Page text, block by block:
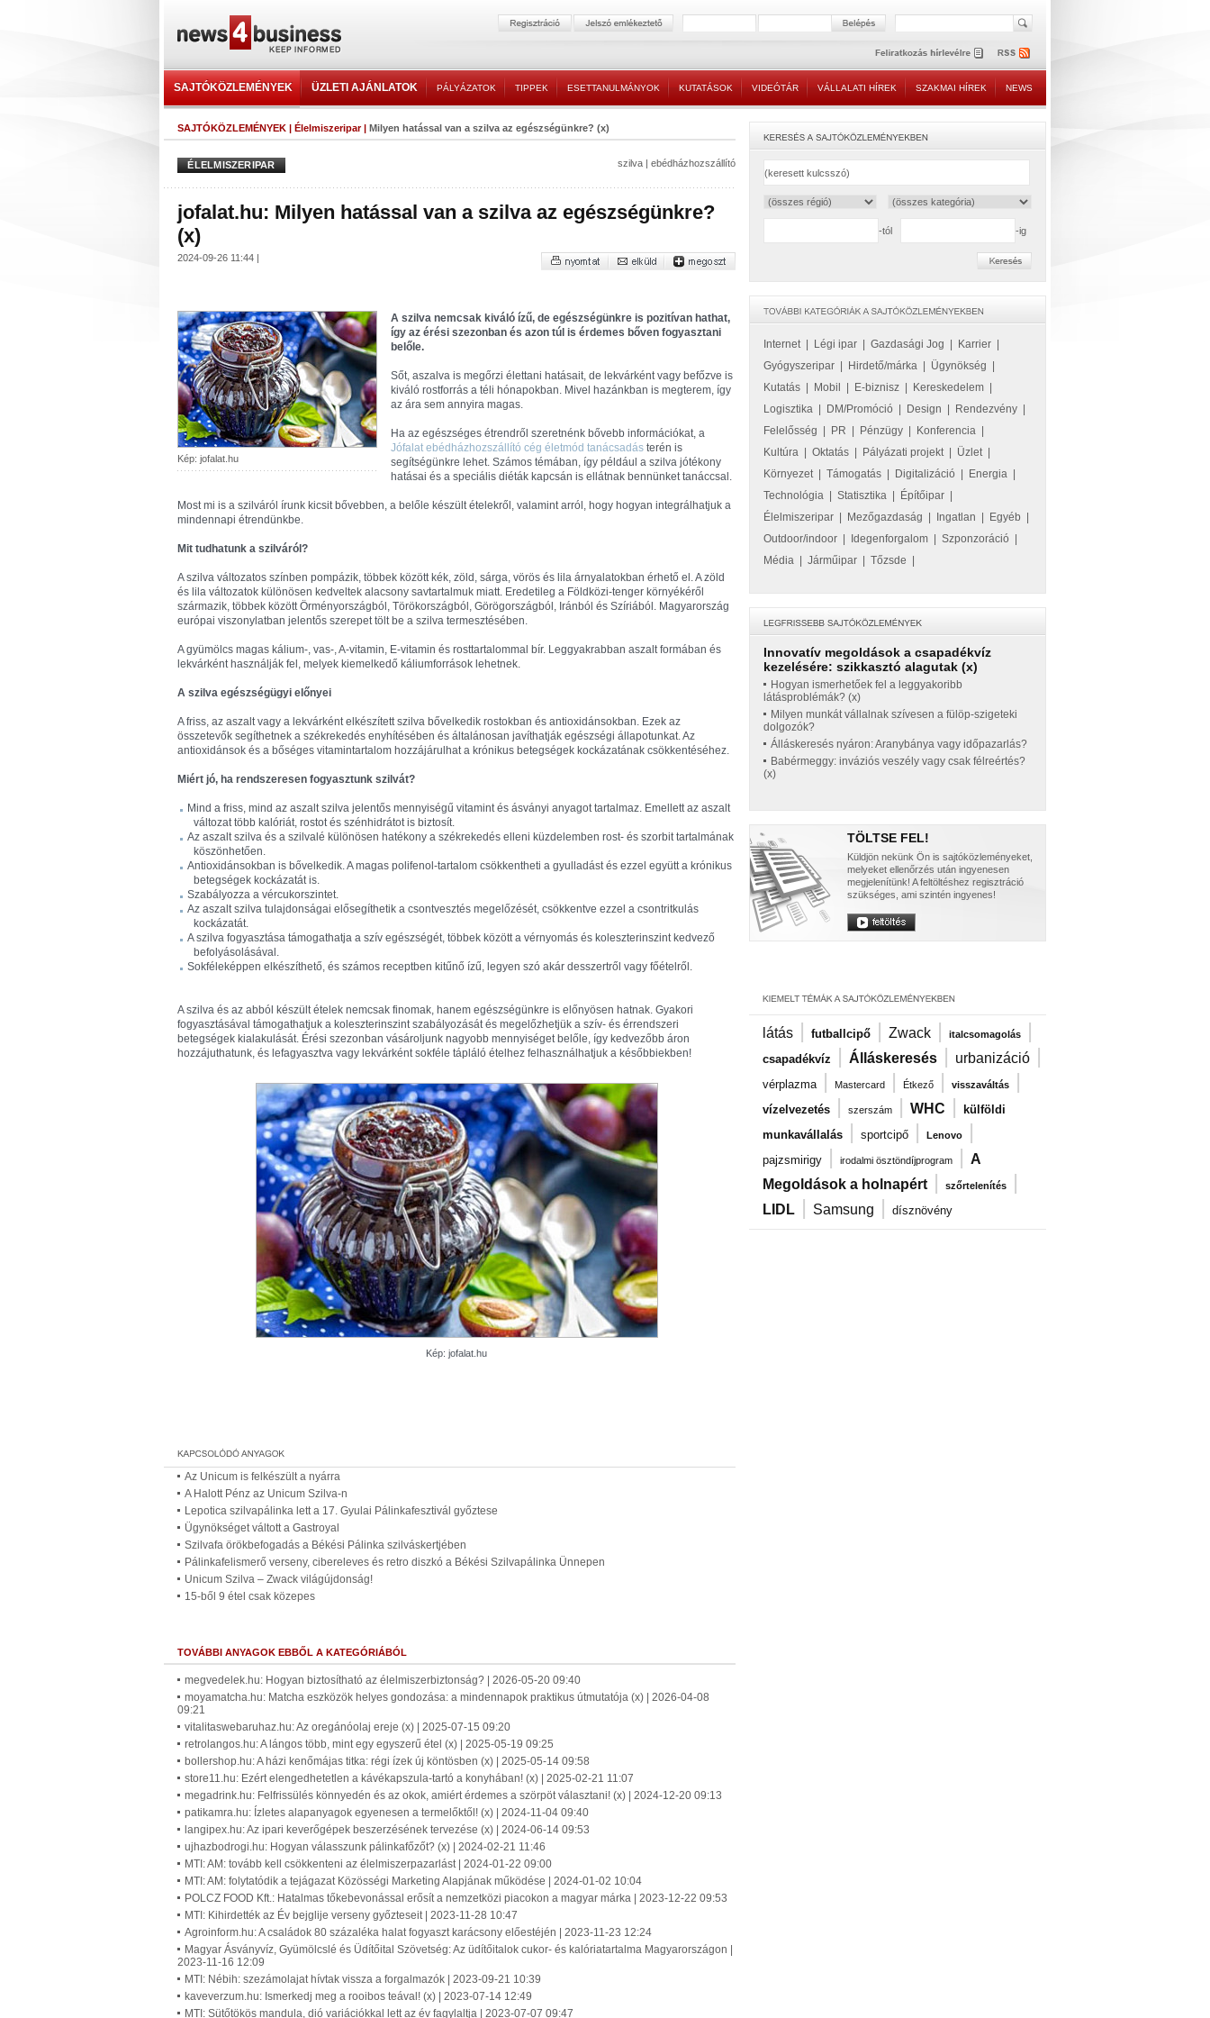
SAJTÓKÖZLEMÉNYEK ÜZLETI AJÁNLATOK PÁLYÁZATOK TIPPEK ESETTANULMÁNYOK KUTATÁSOK VIDEÓTÁR VÁLLALATI HÍREK SZAKMAI HÍREK NEWS
SAJTÓKÖZLEMÉNYEK | Élelmiszeripar| Milyen hatással van a szilva az egészségünkre? (x)
ÉLELMISZERIPAR szilva | ebédházhozszállító
jofalat.hu: Milyen hatással van a szilva az egészségünkre?
(x)
2024-09-26 11:44 |
Kép: jofalat.hu
A szilva nemcsak kiváló ízű, de egészségünkre is pozitívan hathat,
így az érési szezonban és azon túl is érdemes bőven fogyasztani
belőle.
Sőt, aszalva is megőrzi élettani hatásait, de lekvárként vagy befőzve is
kiváló rostforrás a téli hónapokban. Mivel hazánkban is megterem, így
az ára sem annyira magas.
Ha az egészséges étrendről szeretnénk bővebb információkat, a
Jófalat ebédházhozszállító cég életmód tanácsadás terén is
segítségünkre lehet. Számos témában, így például a szilva jótékony
hatásai és a speciális diéták kapcsán is ellátnak bennünket tanáccsal.
Most mi is a szilváról írunk kicsit bővebben, a belőle készült ételekről, valamint arról, hogy hogyan integrálhatjuk a
mindennapi étrendünkbe.
Mit tudhatunk a szilváról?
A szilva változatos színben pompázik, többek között kék, zöld, sárga, vörös és lila árnyalatokban érhető el. A zöld
és lila változatok különösen kedveltek alacsony savtartalmuk miatt. Eredetileg a Földközi-tenger környékéről
származik, többek között Örményországból, Törökországból, Görögországból, Iránból és Szíriából. Magyarország
európai viszonylatban jelentős szerepet tölt be a szilva termesztésében.
A gyümölcs magas kálium-, vas-, A-vitamin, E-vitamin és rosttartalommal bír. Leggyakrabban aszalt formában és
lekvárként használják fel, melyek kiemelkedő káliumforrások lehetnek.
A szilva egészségügyi előnyei
A friss, az aszalt vagy a lekvárként elkészített szilva bővelkedik rostokban és antioxidánsokban. Ezek az
összetevők segíthetnek a székrekedés enyhítésében és általánosan javíthatják egészségi állapotunkat. Az
antioxidánsok és a bőséges vitamintartalom hozzájárulhat a krónikus betegségek kockázatának csökkentéséhez.
Miért jó, ha rendszeresen fogyasztunk szilvát?
Mind a friss, mind az aszalt szilva jelentős mennyiségű vitamint és ásványi anyagot tartalmaz. Emellett az aszalt
változat több kalóriát, rostot és szénhidrátot is biztosít.
Az aszalt szilva és a szilvalé különösen hatékony a székrekedés elleni küzdelemben rost- és szorbit tartalmának
köszönhetően.
Antioxidánsokban is bővelkedik. A magas polifenol-tartalom csökkentheti a gyulladást és ezzel együtt a krónikus
betegségek kockázatát is.
Szabályozza a vércukorszintet.
Az aszalt szilva tulajdonságai elősegíthetik a csontvesztés megelőzését, csökkentve ezzel a csontritkulás
kockázatát.
A szilva fogyasztása támogathatja a szív egészségét, többek között a vérnyomás és koleszterinszint kedvező
befolyásolásával.
Sokféleképpen elkészíthető, és számos receptben kitűnő ízű, legyen szó akár desszertről vagy főételről.
A szilva és az abból készült ételek nemcsak finomak, hanem egészségünkre is előnyösen hatnak. Gyakori
fogyasztásával támogathatjuk a koleszterinszint szabályozását és megelőzhetjük a szív- és érrendszeri
betegségek kialakulását. Érési szezonban vásároljunk nagyobb mennyiséget belőle, így kedvezőbb áron
hozzájuthatunk, és lefagyasztva vagy lekvárként sokféle tápláló ételhez felhasználhatjuk a későbbiekben!
Kép: jofalat.hu
Az Unicum is felkészült a nyárra
A Halott Pénz az Unicum Szilva-n
Lepotica szilvapálinka lett a 17. Gyulai Pálinkafesztivál győztese
Ügynökséget váltott a Gastroyal
Szilvafa örökbefogadás a Békési Pálinka szilváskertjében
Pálinkafelismerő verseny, cibereleves és retro diszkó a Békési Szilvapálinka Ünnepen
Unicum Szilva – Zwack világújdonság!
15-ből 9 étel csak közepes
TOVÁBBI ANYAGOK EBBŐL A KATEGÓRIÁBÓL
megvedelek.hu: Hogyan biztosítható az élelmiszerbiztonság? | 2026-05-20 09:40
moyamatcha.hu: Matcha eszközök helyes gondozása: a mindennapok praktikus útmutatója (x) | 2026-04-08
09:21
vitalitaswebaruhaz.hu: Az oregánóolaj ereje (x) | 2025-07-15 09:20
retrolangos.hu: A lángos több, mint egy egyszerű étel (x) | 2025-05-19 09:25
bollershop.hu: A házi kenőmájas titka: régi ízek új köntösben (x) | 2025-05-14 09:58
store11.hu: Ezért elengedhetetlen a kávékapszula-tartó a konyhában! (x) | 2025-02-21 11:07
megadrink.hu: Felfrissülés könnyedén és az okok, amiért érdemes a szörpöt választani! (x) | 2024-12-20 09:13
patikamra.hu: Ízletes alapanyagok egyenesen a termelőktől! (x) | 2024-11-04 09:40
langipex.hu: Az ipari keverőgépek beszerzésének tervezése (x) | 2024-06-14 09:53
ujhazbodrogi.hu: Hogyan válasszunk pálinkafőzőt? (x) | 2024-02-21 11:46
MTI: AM: tovább kell csökkenteni az élelmiszerpazarlást | 2024-01-22 09:00
MTI: AM: folytatódik a tejágazat Közösségi Marketing Alapjának működése | 2024-01-02 10:04
POLCZ FOOD Kft.: Hatalmas tőkebevonással erősít a nemzetközi piacokon a magyar márka | 2023-12-22 09:53
MTI: Kihirdették az Év bejglije verseny győzteseit | 2023-11-28 10:47
Agroinform.hu: A családok 80 százaléka halat fogyaszt karácsony előestéjén | 2023-11-23 12:24
Magyar Ásványvíz, Gyümölcslé és Üdítőital Szövetség: Az üdítőitalok cukor- és kalóriatartalma Magyarországon |
2023-11-16 12:09
MTI: Nébih: szezámolajat hívtak vissza a forgalmazók | 2023-09-21 10:39
kaveverzum.hu: Ismerkedj meg a rooibos teával! (x) | 2023-07-14 12:49
MTI: Sütőtökös mandula, dió variációkkal lett az év fagylaltja | 2023-07-07 09:47
-tól -ig
Internet| Légi ipar Gazdasági Jog Karrier
Gyógyszeripar
Hirdető/márka Ügynökség
Kutatás
Mobil E-biznisz Kereskedelem
Logisztika
DM/Promóció Design Rendezvény
Felelősség
PR Pénzügy Konferencia
Kultúra
Oktatás Pályázati projekt| Üzlet|
Környezet| Támogatás Digitalizáció Energia
Technológia
Statisztika Építőipar
Élelmiszeripar
Mezőgazdaság Ingatlan Egyéb
Outdoor/indoor
Idegenforgalom Szponzoráció
Média
Járműipar Tőzsde
Innovatív megoldások a csapadékvíz
kezelésére: szikkasztó alagutak (x)
Hogyan ismerhetőek fel a leggyakoribb
látásproblémák? (x)
Milyen munkát vállalnak szívesen a fülöp-szigeteki
dolgozók?
Álláskeresés nyáron: Aranybánya vagy időpazarlás?
Babérmeggy: inváziós veszély vagy csak félreértés?
(x)
TÖLTSE FEL!
Küldjön nekünk Ön is sajtóközleményeket,
melyeket ellenőrzés után ingyenesen
megjelenítünk! A feltöltéshez regisztráció
szükséges, ami szintén ingyenes!
látás | futballcipő | Zwack | italcsomagolás |
csapadékvíz | Álláskeresés | urbanizáció |
vérplazma | Mastercard | Étkező | visszaváltás |
vízelvezetés | szerszám | WHC |
külföldi
munkavállalás | sportcipő | Lenovo |
pajzsmirigy | irodalmi ösztöndíjprogram | A
Megoldások a holnapért | szőrtelenítés |
LIDL | Samsung | dísznövény